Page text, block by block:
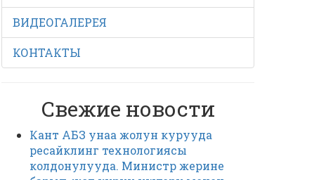
ВИДЕОГАЛЕРЕЯ
КОНТАКТЫ
Свежие новости
Кант АБЗ унаа жолун курууда
ресайклинг технологиясы
колдонулууда. Министр жерине